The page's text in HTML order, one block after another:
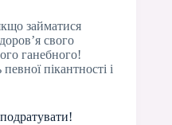
займатися
свого
ганебного!
пікантності і